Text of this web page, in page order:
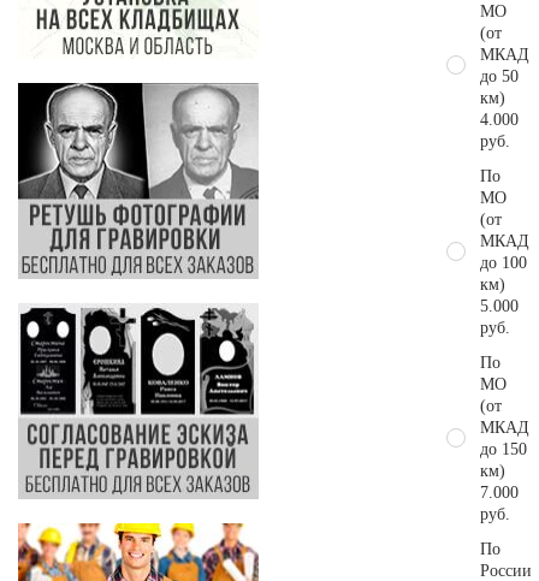
МО
(от
МКАД
до 50
км)
4.000
руб.
По
МО
(от
МКАД
до 100
км)
5.000
руб.
По
МО
(от
МКАД
до 150
км)
7.000
руб.
По
России